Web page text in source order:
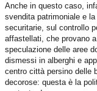
Anche in questo caso,
svendita patrimoniale e
securitarie, sul controllo
affastellati, che provano
speculazione delle aree
dismessi in alberghi e
centro città persino delle
decorose: questa è la